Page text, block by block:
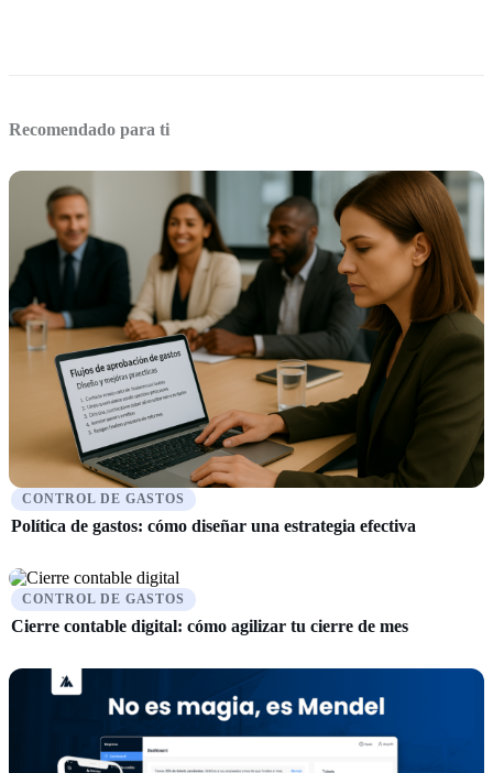
Recomendado para ti
CONTROL DE GASTOS
Política de gastos: cómo diseñar una estrategia efectiva
CONTROL DE GASTOS
Cierre contable digital: cómo agilizar tu cierre de mes